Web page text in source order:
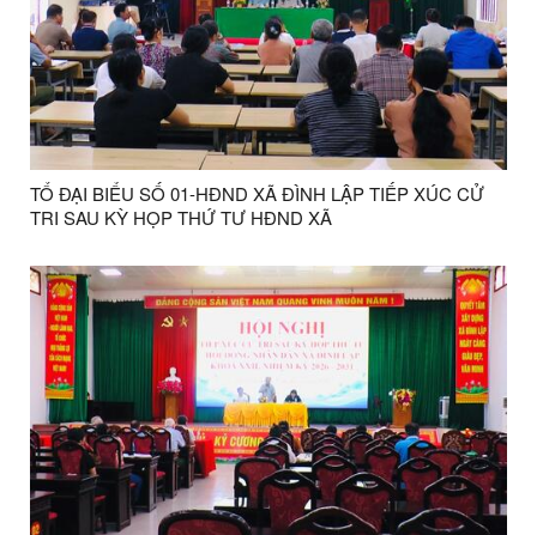
TỔ ĐẠI BIỂU SỐ 01-HĐND XÃ ĐÌNH LẬP TIẾP XÚC CỬ
TRI SAU KỲ HỌP THỨ TƯ HĐND XÃ